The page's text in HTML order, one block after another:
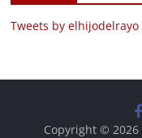
Tweets by elhijodelrayo
Copyright © 2026